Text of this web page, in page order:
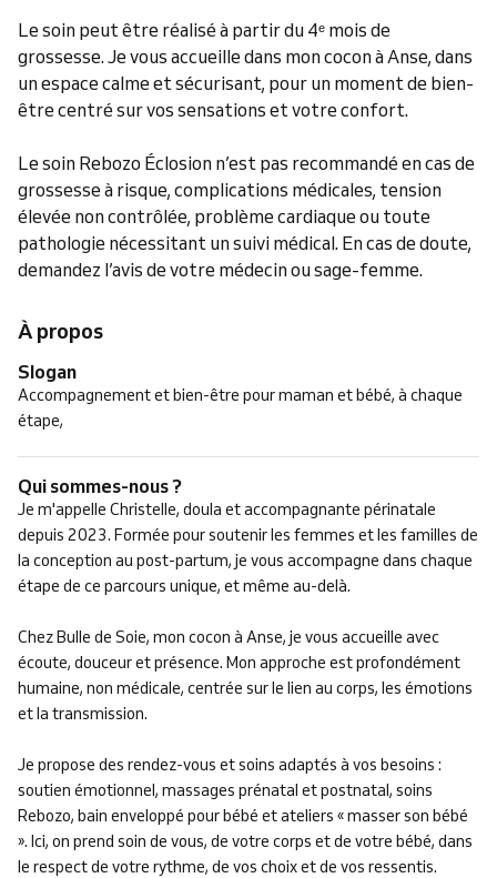
Le soin peut être réalisé à partir du 4ᵉ mois de
grossesse. Je vous accueille dans mon cocon à Anse, dans
un espace calme et sécurisant, pour un moment de bien-
être centré sur vos sensations et votre confort.
Le soin Rebozo Éclosion n’est pas recommandé en cas de
grossesse à risque, complications médicales, tension
élevée non contrôlée, problème cardiaque ou toute
pathologie nécessitant un suivi médical. En cas de doute,
demandez l’avis de votre médecin ou sage-femme.
À propos
Slogan
Accompagnement et bien-être pour maman et bébé, à chaque
étape,
Qui sommes-nous ?
Je m'appelle Christelle, doula et accompagnante périnatale
depuis 2023. Formée pour soutenir les femmes et les familles de
la conception au post-partum, je vous accompagne dans chaque
étape de ce parcours unique, et même au-delà.
Chez Bulle de Soie, mon cocon à Anse, je vous accueille avec
écoute, douceur et présence. Mon approche est profondément
humaine, non médicale, centrée sur le lien au corps, les émotions
et la transmission.
Je propose des rendez-vous et soins adaptés à vos besoins :
soutien émotionnel, massages prénatal et postnatal, soins
Rebozo, bain enveloppé pour bébé et ateliers « masser son bébé
». Ici, on prend soin de vous, de votre corps et de votre bébé, dans
le respect de votre rythme, de vos choix et de vos ressentis.